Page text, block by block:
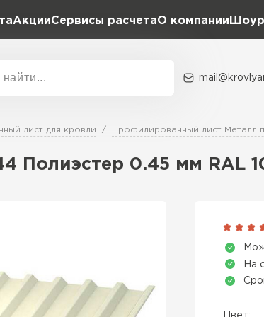
АкцииСервисы расчета
Расчет софитов для кровли
О компании
лист для кровли Профилированный лист Металл
Полиэстер 0.45 мм RAL
На